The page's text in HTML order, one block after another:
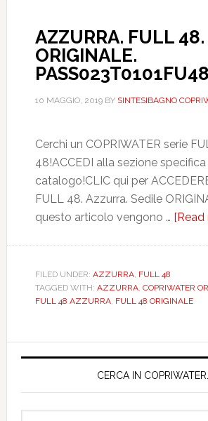
AZZURRA. FULL 48.
ORIGINALE.
PASS023T0101FU48
10 MAGGIO, 2019BY SINTESIBAGNO
Cerchi un COPRIWATER serie
48!ACCEDI alla sezione
catalogo!CLIC qui per
FULL 48. Azzurra. Sedile
questo articolo vengono … [Read
FILED UNDER: AZZURRA, FULL 48
TAGGED WITH: AZZURRA, COPRIWATER
FULL 48 AZZURRA, FULL 48 ORIGINALE
Primary
CERCA IN